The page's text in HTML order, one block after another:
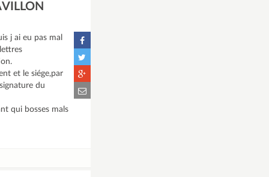
j ai eu pas mal
et le siége,par
du
qui bosses mals